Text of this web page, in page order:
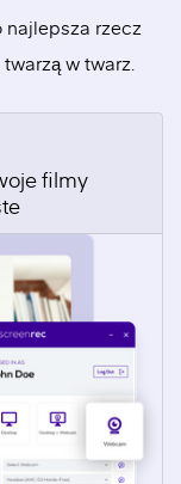
filmy
najlepsza rzecz
w twarz.